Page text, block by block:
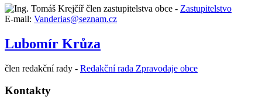
člen zastupitelstva obce - Zastupitelstvo
E-mail: Vanderias@seznam.cz
Lubomír Krůza
člen redakční rady - Redakční rada Zpravodaje obce
Kontakty